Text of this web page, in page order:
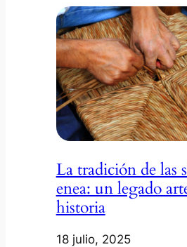
La tradición de las
enea: un legado
historia
18 julio, 2025